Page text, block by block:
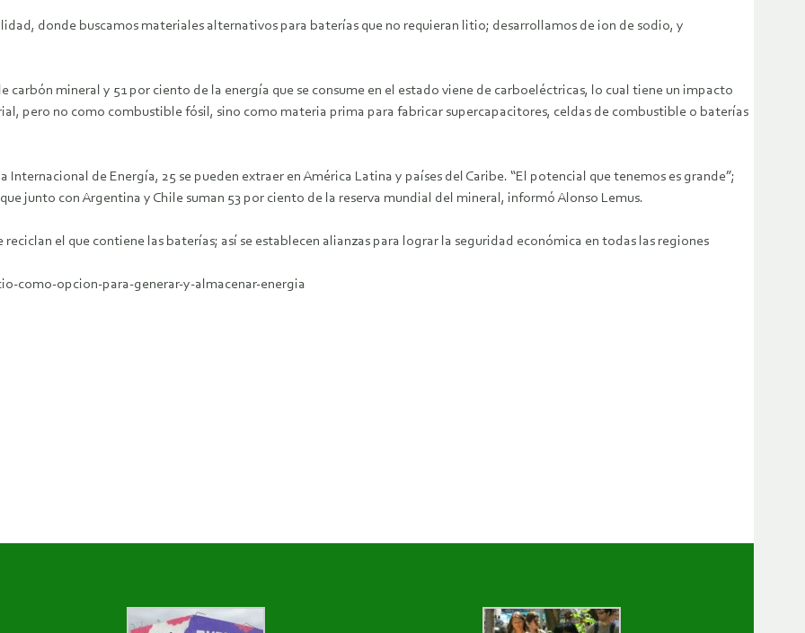
donde buscamos materiales alternativos para baterías que no requieran litio; desarrollamos de ion de sodio, y
carbón mineral y 51 por ciento de la energía que se consume en el estado viene de carboeléctricas, lo cual tiene un impacto
pero no como combustible fósil, sino como materia prima para fabricar supercapacitores, celdas de combustible o baterías
de Energía, 25 se pueden extraer en América Latina y países del Caribe. “El potencial que tenemos es grande”;
junto con Argentina y Chile suman 53 por ciento de la reserva mundial del mineral, informó Alonso Lemus.
reciclan el que contiene las baterías; así se establecen alianzas para lograr la seguridad económica en todas las regiones
como-opcion-para-generar-y-almacenar-energia